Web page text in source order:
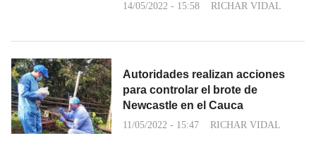
14/05/2022 - 15:58 RICHAR VIDAL
Autoridades realizan acciones
para controlar el brote de
Newcastle en el Cauca
11/05/2022 - 15:47 RICHAR VIDAL